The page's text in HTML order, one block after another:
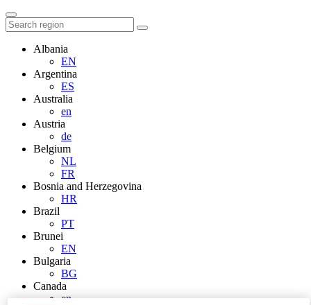
Albania
EN
Argentina
ES
Australia
en
Austria
de
Belgium
NL
FR
Bosnia and Herzegovina
HR
Brazil
PT
Brunei
EN
Bulgaria
BG
Canada
en